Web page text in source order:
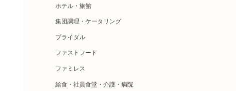
ホテル・旅館
集団調理・ケータリング
ブライダル
ファストフード
ファミレス
給食・社員食堂・介護・病院